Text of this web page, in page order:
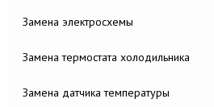
Замена электросхемы
Замена термостата холодильника
Замена датчика температуры